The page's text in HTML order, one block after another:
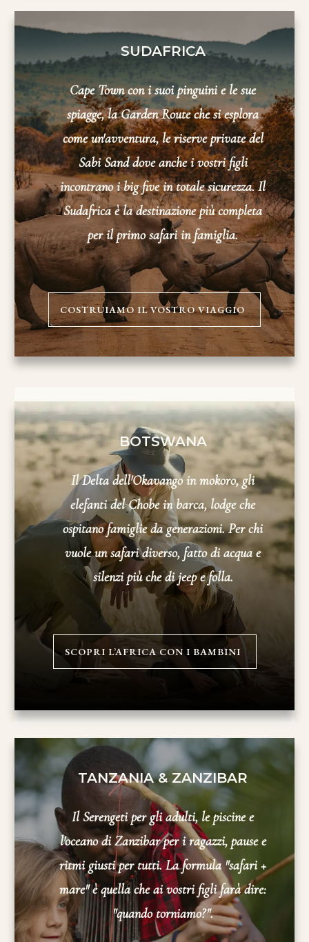
SUDAFRICA
Cape Town con i suoi pinguini e le sue
spiagge, la Garden Route che si esplora
come un'avventura, le riserve private del
Sabi Sand dove anche i vostri figli
incontrano i big five in totale sicurezza. Il
Sudafrica è la destinazione più completa
per il primo safari in famiglia.
COSTRUIAMO IL VOSTRO VIAGGIO
BOTSWANA
Il Delta dell'Okavango in mokoro, gli
elefanti del Chobe in barca, lodge che
ospitano famiglie da generazioni. Per chi
vuole un safari diverso, fatto di acqua e
silenzi più che di jeep e folla.
SCOPRI L’AFRICA CON I BAMBINI
TANZANIA & ZANZIBAR
Il Serengeti per gli adulti, le piscine e
l'oceano di Zanzibar per i ragazzi, pause e
ritmi giusti per tutti. La formula "safari +
mare" è quella che ai vostri figli farà dire:
"quando torniamo?".